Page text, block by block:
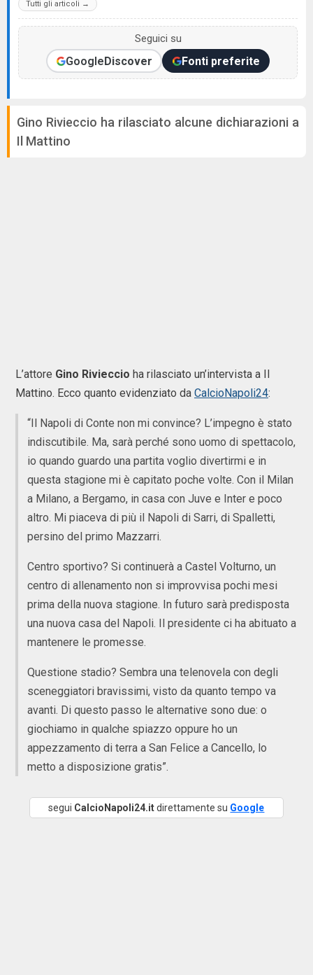
Tutti gli articoli →
Seguici su
GoogleDiscover Fonti preferite
Gino Rivieccio ha rilasciato alcune dichiarazioni a
Il Mattino
L’attore Gino Rivieccio ha rilasciato un’intervista a Il
Mattino. Ecco quanto evidenziato da CalcioNapoli24:
“Il Napoli di Conte non mi convince? L’impegno è stato
indiscutibile. Ma, sarà perché sono uomo di spettacolo,
io quando guardo una partita voglio divertirmi e in
questa stagione mi è capitato poche volte. Con il Milan
a Milano, a Bergamo, in casa con Juve e Inter e poco
altro. Mi piaceva di più il Napoli di Sarri, di Spalletti,
persino del primo Mazzarri.
Centro sportivo? Si continuerà a Castel Volturno, un
centro di allenamento non si improvvisa pochi mesi
prima della nuova stagione. In futuro sarà predisposta
una nuova casa del Napoli. Il presidente ci ha abituato a
mantenere le promesse.
Questione stadio? Sembra una telenovela con degli
sceneggiatori bravissimi, visto da quanto tempo va
avanti. Di questo passo le alternative sono due: o
giochiamo in qualche spiazzo oppure ho un
appezzamento di terra a San Felice a Cancello, lo
metto a disposizione gratis”.
segui CalcioNapoli24.itdirettamente su Google